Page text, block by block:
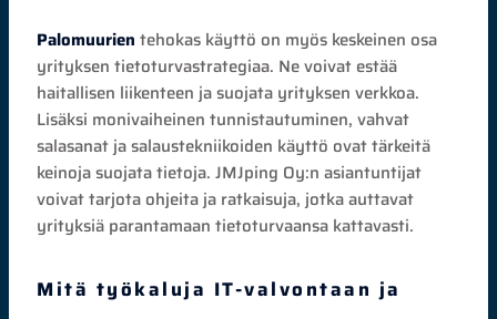
Palomuurien tehokas käyttö on myös keskeinen osa
yrityksen tietoturvastrategiaa. Ne voivat estää
haitallisen liikenteen ja suojata yrityksen verkkoa.
Lisäksi monivaiheinen tunnistautuminen, vahvat
salasanat ja salaustekniikoiden käyttö ovat tärkeitä
keinoja suojata tietoja. JMJping Oy:n asiantuntijat
voivat tarjota ohjeita ja ratkaisuja, jotka auttavat
yrityksiä parantamaan tietoturvaansa kattavasti.
Mitä työkaluja IT-valvontaan ja